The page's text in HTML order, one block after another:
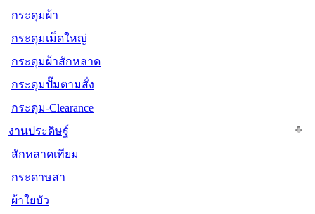
กระดุมผ้า
กระดุมเม็ดใหญ่
กระดุมผ้าสักหลาด
กระดุมปั๊มตามสั่ง
กระดุม-Clearance
งานประดิษฐ์
สักหลาดเทียม
กระดาษสา
ผ้าใยบัว